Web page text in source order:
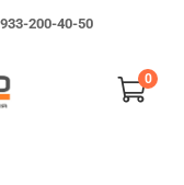
200-40-50
0